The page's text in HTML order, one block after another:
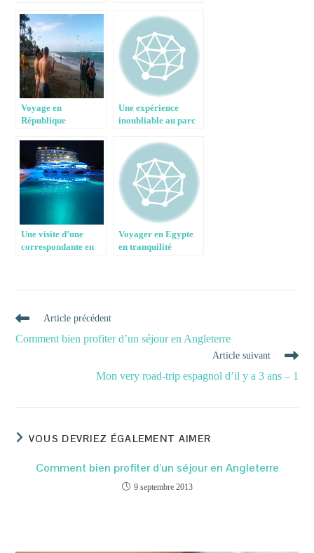
Voyage en
République
expérience
inoubliable
Une expérience
inoubliable au parc
Une visite d’une
correspondante en
Voyager en Egypte
en tranquilité
Read
articles
Article précédent
Comment bien profiter d’un séjour en Angleterre
Article suivant
Mon very road-trip espagnol d’il y a 3 ans – 1
VOUS DEVRIEZ ÉGALEMENT AIMER
Comment bien profiter d’un séjour en Angleterre
9 septembre 2013